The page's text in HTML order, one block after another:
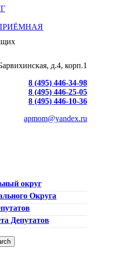
д.4, корп.1
8 (495) 446-34-98
8 (495) 446-25-05
8 (495) 446-10-36
apmom@yandex.ru
округ
Округа
Депутатов